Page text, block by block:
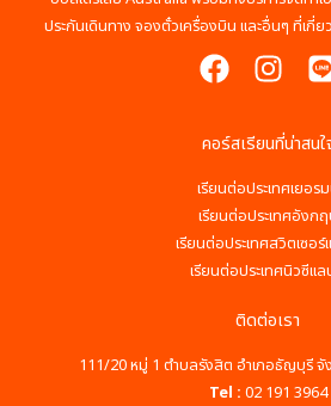
ประกันเดินทาง จองตั๋วเครื่องบิน และอื่นๆ ที่เกี่ย
คอร์สเรียนที่น่าสนใ
เรียนต่อประเทศเยอร
เรียนต่อประเทศอังก
เรียนต่อประเทศสวิตเซอ
เรียนต่อประเทศนิวซีแ
ติดต่อเรา
111/20 หมู่ 1 ตำบลรังสิต อำเภอธัญบุรี
Tel : 02 191 3964